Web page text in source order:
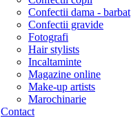
Confectii dama - barbat
Confectii gravide
Fotografi
Hair stylists
Incaltaminte
Magazine online
Make-up artists
Marochinarie
Contact